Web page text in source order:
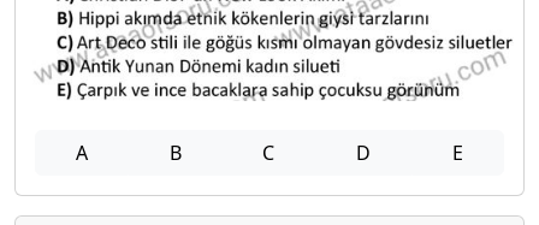
A B C D E